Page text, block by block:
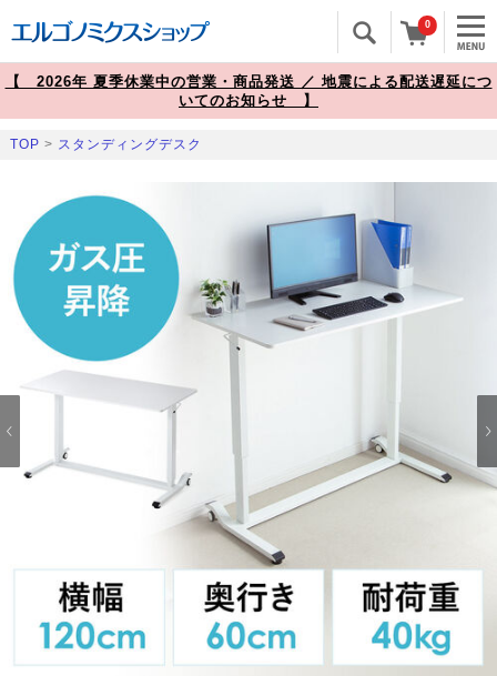
0
【 2026年 夏季休業中の営業・商品発送 ／ 地震による配送遅延につ
いてのお知らせ 】
TOP > スタンディングデスク